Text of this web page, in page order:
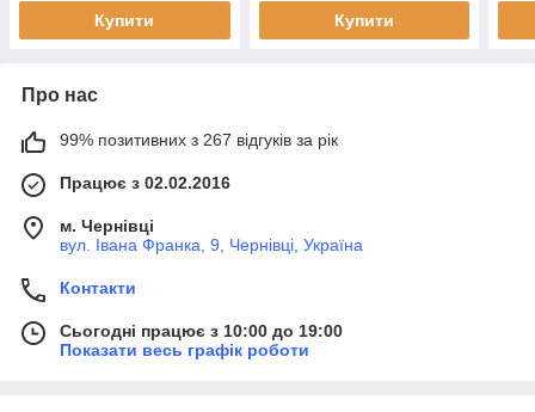
Купити Купити
Про нас
99% позитивних з 267 відгуків за рік
Працює з 02.02.2016
м. Чернівці
вул. Івана Франка, 9, Чернівці, Україна
Контакти
Сьогодні працює з 10:00 до 19:00
Показати весь графік роботи